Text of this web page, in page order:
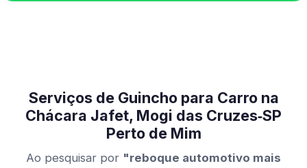
Serviços de Guincho para Carro na
Chácara Jafet, Mogi das Cruzes‑SP
Perto de Mim
Ao pesquisar por "reboque automotivo mais